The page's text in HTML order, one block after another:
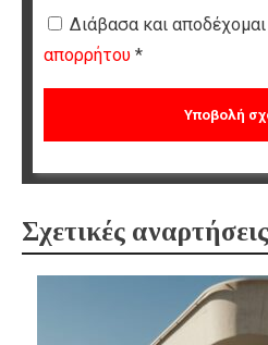
Διάβασα και
απορρήτου *
Σχετικές αναρτήσεις